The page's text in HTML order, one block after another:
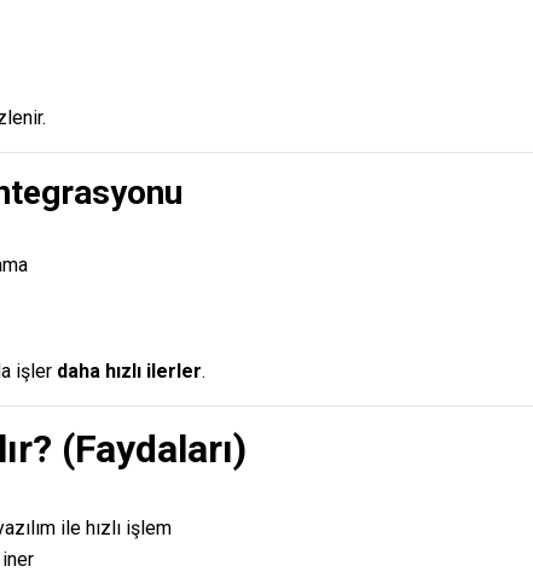
işler daha hızlı ilerler.
(Faydaları)
ile hızlı işlem